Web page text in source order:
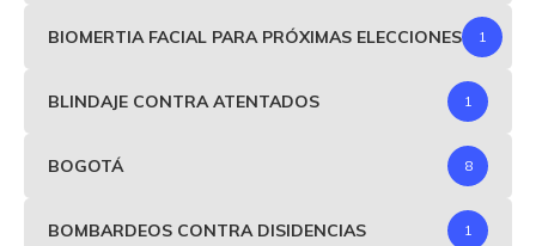
BIOMERTIA FACIAL PARA PRÓXIMAS ELECCIONES 1
BLINDAJE CONTRA ATENTADOS 1
BOGOTÁ 8
BOMBARDEOS CONTRA DISIDENCIAS 1